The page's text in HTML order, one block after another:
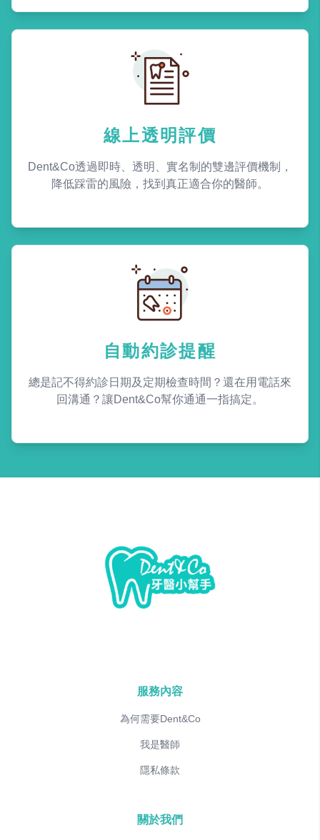
線上透明評價
Dent&Co透過即時、透明、實名制的雙邊評價機制，
降低踩雷的風險，找到真正適合你的醫師。
自動約診提醒
總是記不得約診日期及定期檢查時間？還在用電話來
回溝通？讓Dent&Co幫你通通一指搞定。
服務內容
為何需要Dent&Co
我是醫師
隱私條款
關於我們